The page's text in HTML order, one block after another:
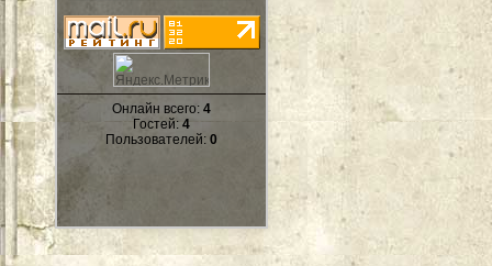
Онлайн всего: 4
Гостей: 4
Пользователей: 0